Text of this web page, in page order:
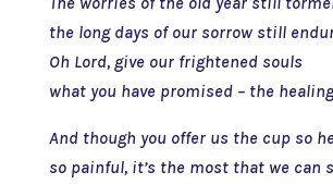
the long days of our sorrow still
Oh Lord, give our frightened souls
what you have promised – the
And though you offer us the cup so
so painful, it’s the most that we can